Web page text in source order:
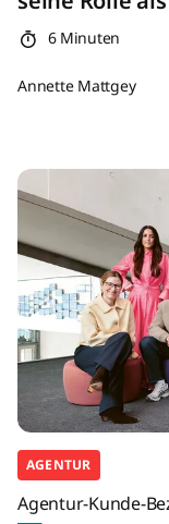
6 Minuten
Annette Mattgey
AGENTUR
Agentur-Kunde-